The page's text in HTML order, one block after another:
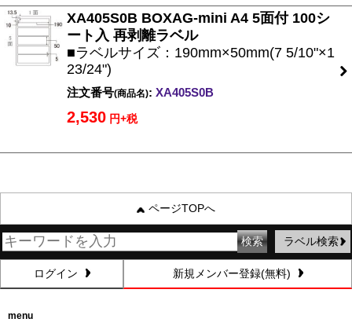
XA405S0B BOXAG-mini A4 5面付 100シ
ート入 再剥離ラベル
■ラベルサイズ：190mm×50mm(7 5/10"×1
23/24")
注文番号(商品名): XA405S0B
2,530 円+税
ページTOPへ
ラベル検索
ログイン 新規メンバー登録(無料)
menu